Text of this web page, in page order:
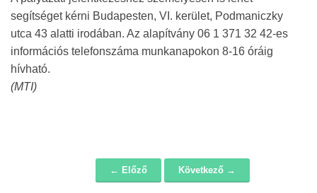
segítséget kérni Budapesten, VI. kerület, Podmaniczky
utca 43 alatti irodában. Az alapítvány 06 1 371 32 42-es
információs telefonszáma munkanapokon 8-16 óráig
hívható.
(MTI)
← Előző Következő →